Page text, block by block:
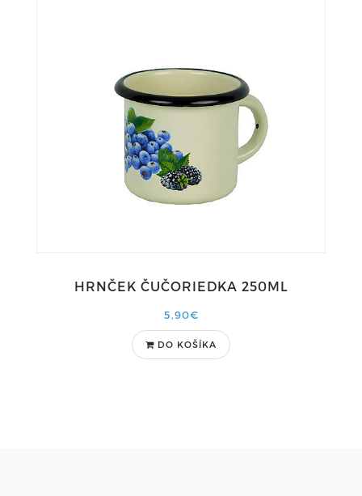
HRNČEK ČUČORIEDKA 250ML
5,90€
DO KOŠÍKA